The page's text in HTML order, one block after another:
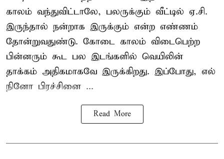
காலம் வந்துவிட்டாலே, பலருக்கும் வீட்டில் ஏ.சி.
இருந்தால் நன்றாக இருக்கும் என்ற எண்ணம்
தோன்றுவதுண்டு. கோடை காலம் விடைபெற்ற
பின்னரும் கூட பல இடங்களில் வெயிலின்
தாக்கம் அதிகமாகவே இருக்கிறது. இப்போது, எல்
நினோ பிரச்சினை ...
Read More